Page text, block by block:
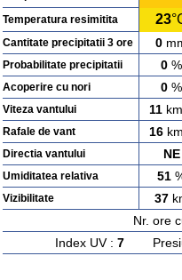
Temperatura resimitita 23
Cantitate precipitatii 3 ore 0
Probabilitate precipitatii 0 %
Acoperire cu nori 0 %
Viteza vantului 11
Rafale de vant 16
Directia vantului NE
Umiditatea relativa 51
Vizibilitate 37
Nr. ore
Index UV : 7